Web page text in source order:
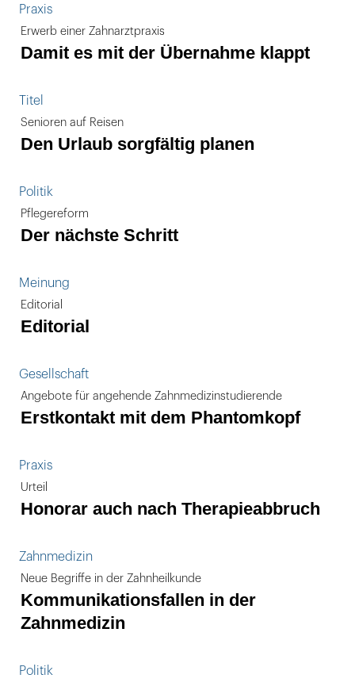
Praxis
Erwerb einer Zahnarztpraxis
Damit es mit der Übernahme klappt
Titel
Senioren auf Reisen
Den Urlaub sorgfältig planen
Politik
Pflegereform
Der nächste Schritt
Meinung
Editorial
Editorial
Gesellschaft
Angebote für angehende Zahnmedizinstudierende
Erstkontakt mit dem Phantomkopf
Praxis
Urteil
Honorar auch nach Therapieabbruch
Zahnmedizin
Neue Begriffe in der Zahnheilkunde
Kommunikationsfallen in der
Zahnmedizin
Politik